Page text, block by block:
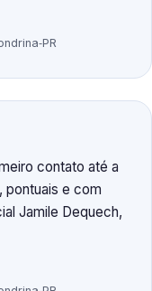
contato até a
pontuais e com
Jamile Dequech,